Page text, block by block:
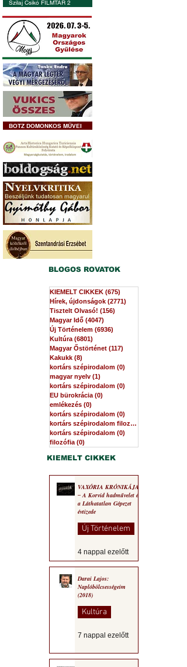
Szilaj Csikó FILMTÁR 2
BOTZ DOMONKOS MŰVEI
BLOGOS ROVATOK
KIEMELT CIKKEK (675)
Hírek, újdonságok (2771)
Tisztelt Olvasó! (156)
Magyar Idő (4047)
Új Történelem (6936)
Kultúra (6801)
Magyar Őstörténet (117)
Kakukk (8)
kortárs szépirodalom (0)
magyar nyelv (1)
kortárs szépirodalom (0)
EU bürokrácia (0)
emlékezés (0)
kortárs szépirodalom (0)
kortárs szépirodalom filozófia
kortárs szépirodalom (0)
filozófia (0)
KIEMELT CIKKEK
VAXÓRIA KRÓNIKÁJA
‒ A Korvid hadművelet és
a Láthatatlan Gépezet
évtizede
Új Történelem
4 nappal ezelőtt
Darai Lajos:
Naplóbölcsességeim
(2018)
Kultúra
7 nappal ezelőtt